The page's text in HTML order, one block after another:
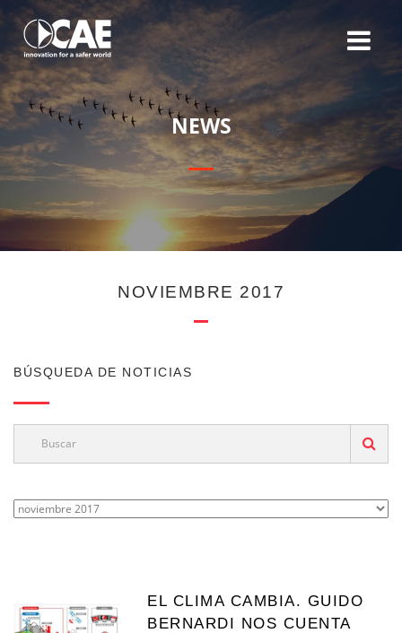
NEWS
NOVIEMBRE 2017
BÚSQUEDA DE NOTICIAS
EL CLIMA CAMBIA. GUIDO
BERNARDI NOS CUENTA